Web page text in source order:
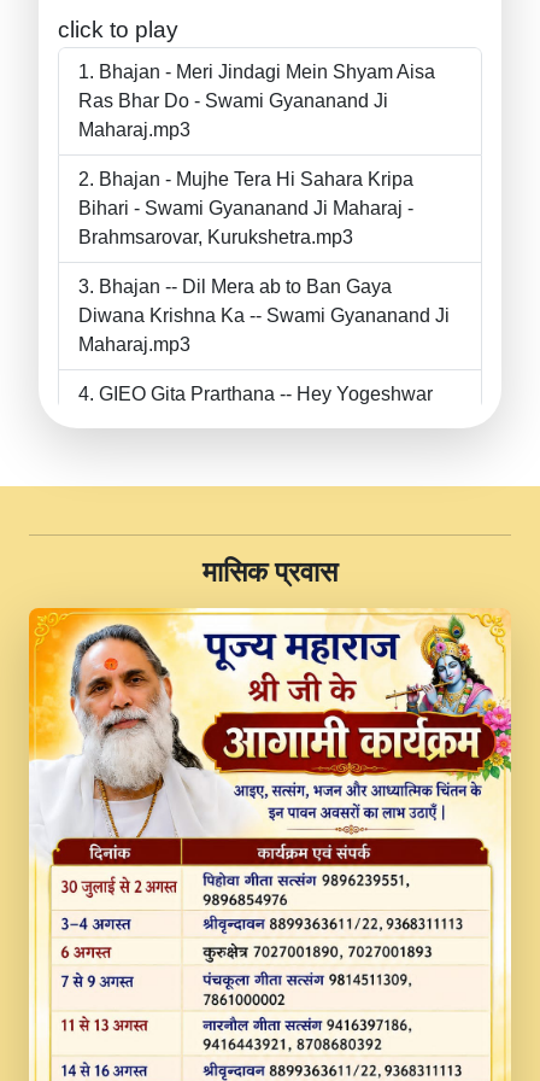
click to play
Bhajan - Meri Jindagi Mein Shyam Aisa
Ras Bhar Do - Swami Gyananand Ji
Maharaj.mp3
Bhajan - Mujhe Tera Hi Sahara Kripa
Bihari - Swami Gyananand Ji Maharaj -
Brahmsarovar, Kurukshetra.mp3
Bhajan -- Dil Mera ab to Ban Gaya
Diwana Krishna Ka -- Swami Gyananand Ji
Maharaj.mp3
GIEO Gita Prarthana -- Hey Yogeshwar
II Swami Gyananand Ji Maharaj.mp3
JINU SATGURU AAP BULAVE by Rasik
Pawan ji 20-11-19 Sankirtan At VEER JI
PRABHU KUTEER CHANNEL.mp3
Kina Sohna Tera Bhawan Sajaya Mata
Vaishno Devi Aarti Mata Rani Bhajan By
Lakhwinder Wadali Ji.mp3
MERE MANN VICH KANTH KALER
NEW PUNAJBI DEVOTIONAL SONG 2017
FULL VIDEO HD.mp3
Na To Roop Hai Bindu Ji Maharaj Pad - A
Divine Bhajan by Shri Indresh Ji
#BhaktiPath.mp3
Radha Rani Ki Kirpa Best Devotional
Song By Chitra Vichitra.mp3
​मासिक प्रवास